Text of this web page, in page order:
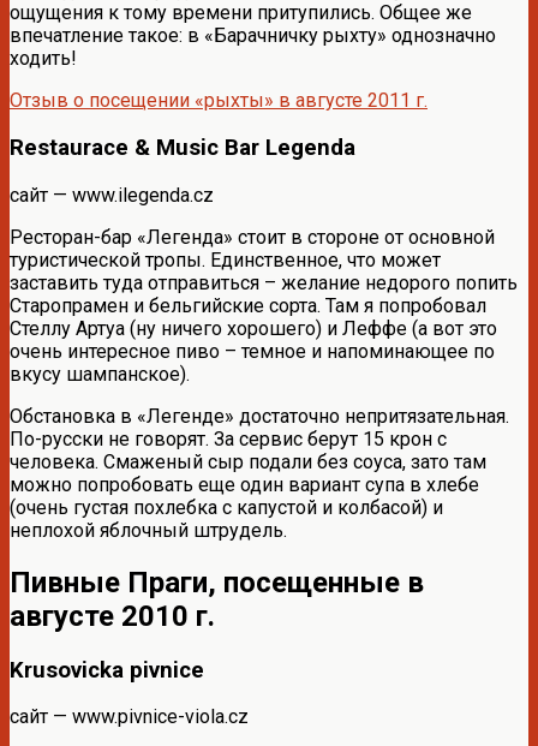
ощущения к тому времени притупились. Общее же
впечатление такое: в «Барачничку рыхту» однозначно
ходить!
Отзыв о посещении «рыхты» в августе 2011 г.
Restaurace & Music Bar Legenda
сайт — www.ilegenda.cz
Ресторан-бар «Легенда» стоит в стороне от основной
туристической тропы. Единственное, что может
заставить туда отправиться – желание недорого попить
Старопрамен и бельгийские сорта. Там я попробовал
Стеллу Артуа (ну ничего хорошего) и Леффе (а вот это
очень интересное пиво – темное и напоминающее по
вкусу шампанское).
Обстановка в «Легенде» достаточно непритязательная.
По-русски не говорят. За сервис берут 15 крон с
человека. Смаженый сыр подали без соуса, зато там
можно попробовать еще один вариант супа в хлебе
(очень густая похлебка с капустой и колбасой) и
неплохой яблочный штрудель.
Пивные Праги, посещенные в
августе 2010 г.
Krusovicka pivnice
сайт — www.pivnice-viola.cz